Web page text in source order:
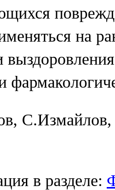
на
в разделе: